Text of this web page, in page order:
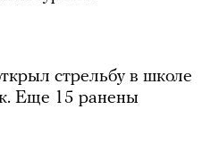
стрельбу в школе
Еще 15 ранены